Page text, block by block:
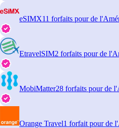
eSIMX11 forfaits pour de
EtravelSIM2 forfaits pour de
MobiMatter28 forfaits pour de
Orange Travel1 forfait pour de